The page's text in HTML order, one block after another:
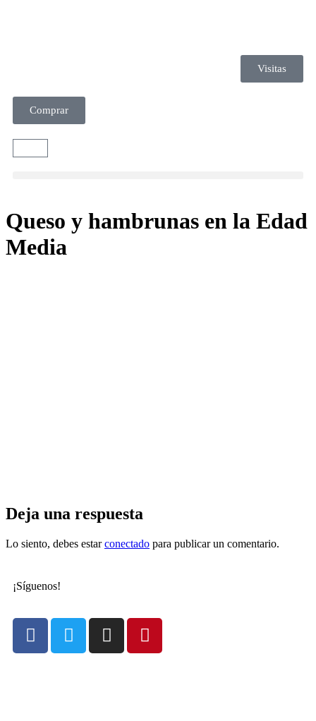
Visitas
Comprar
Queso y hambrunas en la Edad
Media
Deja una respuesta
Lo siento, debes estarconectado para publicar un comentario.
¡Síguenos!